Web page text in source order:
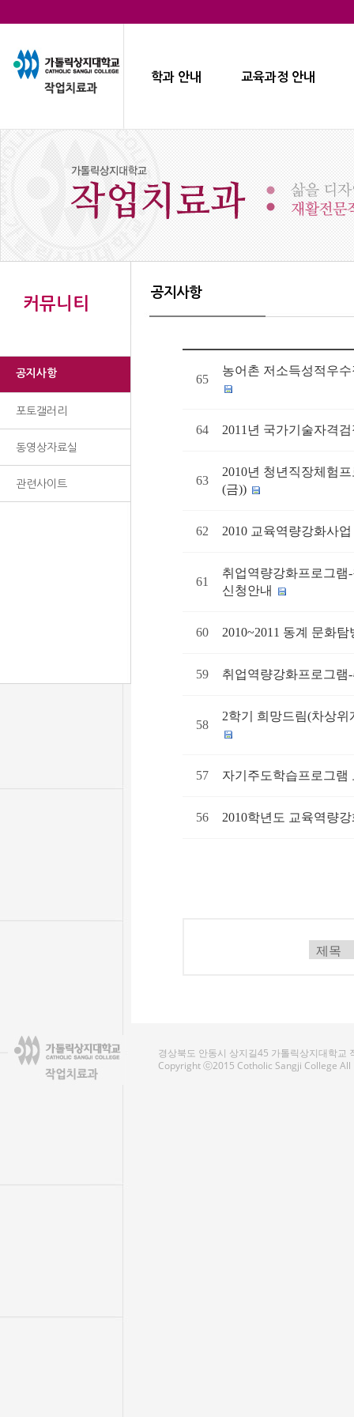
학과 안내 교육과정 안내
커뮤니티
공지사항
포토갤러리
동영상자료실
관련사이트
공지사항
65
농어촌 저소득성적우수
64 2011년 국가기술자격
63
2010년 청년직장체험
(금))
62 2010 교육역량강화사
61
취업역량강화프로그램
신청안내
60 2010~2011 동계 문화
59 취업역량강화프로그램
58
2학기 희망드림(차상위
57 자기주도학습프로그램
56 2010학년도 교육역량
경상북도 안동시 상지길45 가톨릭상지대학교
Copyright ⓒ2015 Cotholic Sangji College